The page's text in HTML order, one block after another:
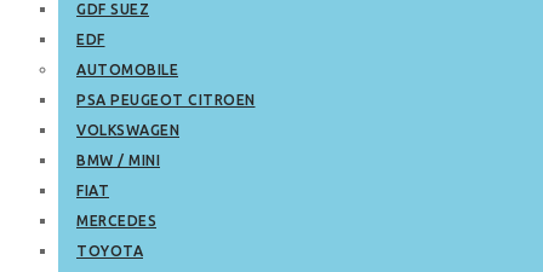
GDF SUEZ
EDF
AUTOMOBILE
PSA PEUGEOT CITROEN
VOLKSWAGEN
BMW / MINI
FIAT
MERCEDES
TOYOTA